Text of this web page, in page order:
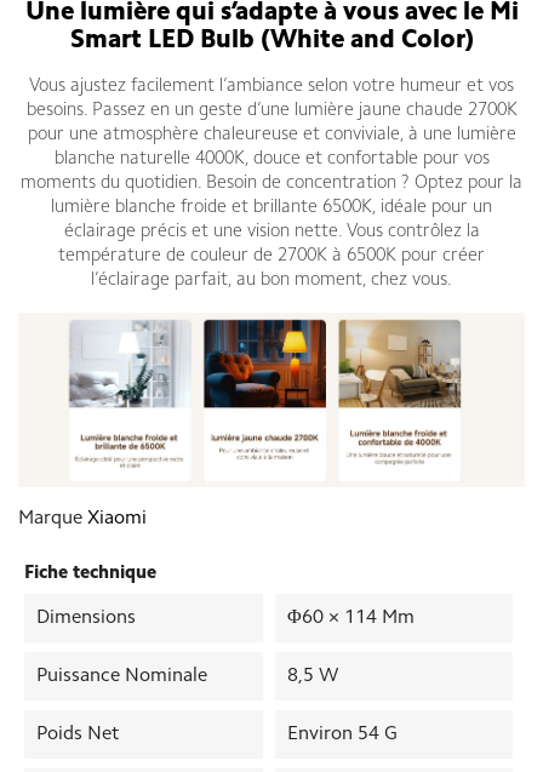
Une lumière qui s’adapte à vous avec le Mi
Smart LED Bulb (White and Color)
Vous ajustez facilement l’ambiance selon votre humeur et vos
besoins. Passez en un geste d’une lumière jaune chaude 2700K
pour une atmosphère chaleureuse et conviviale, à une lumière
blanche naturelle 4000K, douce et confortable pour vos
moments du quotidien. Besoin de concentration ? Optez pour la
lumière blanche froide et brillante 6500K, idéale pour un
éclairage précis et une vision nette. Vous contrôlez la
température de couleur de 2700K à 6500K pour créer
l’éclairage parfait, au bon moment, chez vous.
Marque Xiaomi
Fiche technique
Dimensions Φ60 × 114 Mm
Puissance Nominale 8,5 W
Poids Net Environ 54 G